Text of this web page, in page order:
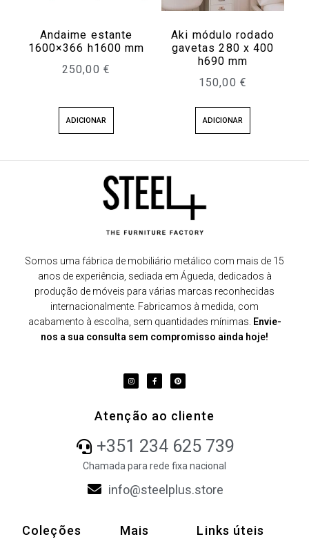
Andaime estante
1600×366 h1600 mm
250,00 €
ADICIONAR
Aki módulo rodado
gavetas 280 x 400
h690 mm
150,00 €
ADICIONAR
Somos uma fábrica de mobiliário metálico com mais de 15
anos de experiência, sediada em Águeda, dedicados à
produção de móveis para várias marcas reconhecidas
internacionalmente. Fabricamos à medida, com
acabamento à escolha, sem quantidades mínimas. Envie-
nos a sua consulta sem compromisso ainda hoje!
Atenção ao cliente
+351 234 625 739
Chamada para rede fixa nacional
info@steelplus.store
Coleções Mais Links úteis